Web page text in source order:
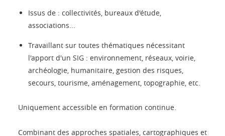
Issus de : collectivités, bureaux d'étude,
associations...
Travaillant sur toutes thématiques nécessitant
l'apport d'un SIG : environnement, réseaux, voirie,
archéologie, humanitaire, gestion des risques,
secours, tourisme, aménagement, topographie, etc.
Uniquement accessible en formation continue.
Combinant des approches spatiales, cartographiques et